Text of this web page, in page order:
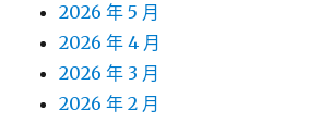
2026 年 5 月
2026 年 4 月
2026 年 3 月
2026 年 2 月